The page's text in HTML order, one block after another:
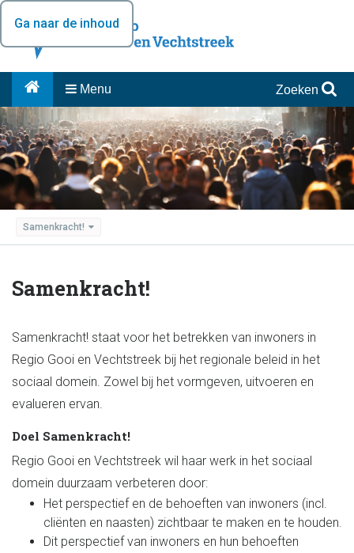
Ga naar de inhoud
Menu Zoeken
Samenkracht!
Samenkracht!
Samenkracht! staat voor het betrekken van inwoners in
Regio Gooi en Vechtstreek bij het regionale beleid in het
sociaal domein. Zowel bij het vormgeven, uitvoeren en
evalueren ervan.
Doel Samenkracht!
Regio Gooi en Vechtstreek wil haar werk in het sociaal
domein duurzaam verbeteren door:
Het perspectief en de behoeften van inwoners (incl.
cliënten en naasten) zichtbaar te maken en te houden.
Dit perspectief van inwoners en hun behoeften